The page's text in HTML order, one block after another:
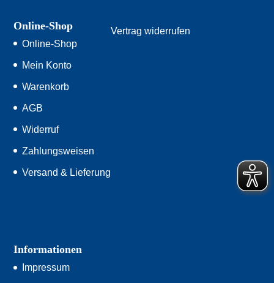
Online-Shop
Online-Shop
Mein Konto
Warenkorb
AGB
Widerruf
Zahlungsweisen
Versand & Lieferung
Vertrag widerrufen
Informationen
Impressum